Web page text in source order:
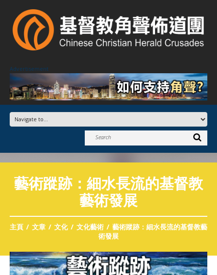
Advertisement
藝術蹤跡：細水長流的基督教
藝術發展
主頁 文章 文化 文化藝術
藝術蹤跡：細水長流的基督教藝
術發展